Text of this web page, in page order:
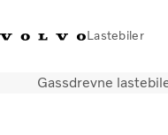
Lastebiler
+47 23 17 66 00 Facebook
Gassdrevne